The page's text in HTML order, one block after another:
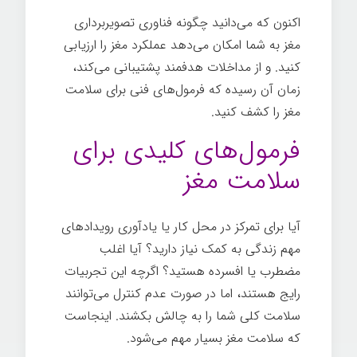
اکنون که می‌دانید چگونه فناوری تصویربرداری
مغز به شما امکان می‌دهد عملکرد مغز را ارزیابی
کنید. و از مداخلات هدفمند پشتیبانی می‌کند،
زمان آن رسیده که فرمول‌های فنی برای سلامت
مغز را کشف کنید.
فرمول‌های کلیدی برای
سلامت مغز
آیا برای تمرکز در محل کار یا یادآوری رویدادهای
مهم زندگی به کمک نیاز دارید؟ آیا اغلب
مضطرب یا افسرده هستید؟ اگرچه این تجربیات
رایج هستند، اما در صورت عدم کنترل می‌توانند
سلامت کلی شما را به چالش بکشند. اینجاست
که سلامت مغز بسیار مهم می‌شود.